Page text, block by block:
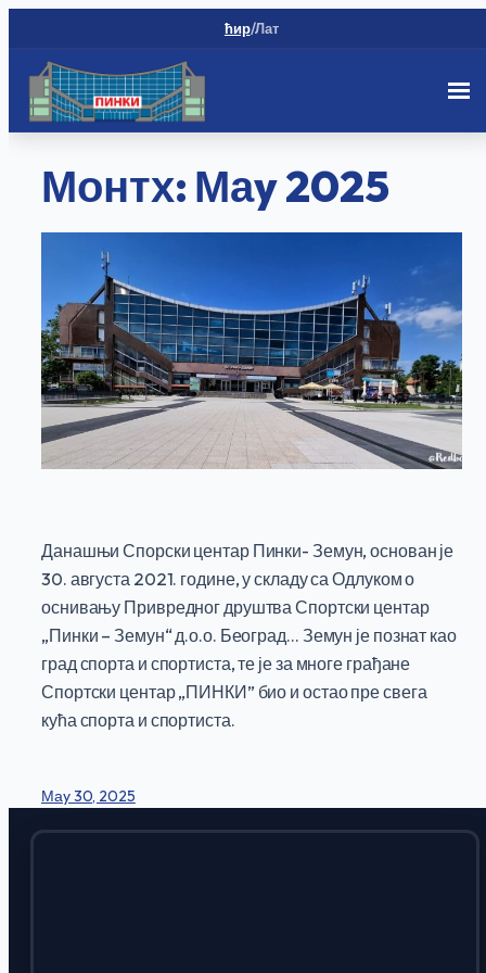
ћир/Лат
цонтент
Монтх: Маy 2025
Данашњи Спорски центар Пинки- Земун, основан је
30. августа 2021. године, у складу са Одлуком о
оснивању Привредног друштва Спортски центар
„Пинки – Земун“ д.о.о. Београд… Земун је познат као
град спорта и спортиста, те је за многе грађане
Спортски центар „ПИНКИ” био и остао пре свега
кућа спорта и спортиста.
Маy 30, 2025